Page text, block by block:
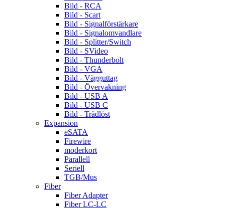
Bild - RCA
Bild - Scart
Bild - Signalförstärkare
Bild - Signalomvandlare
Bild - Splitter/Switch
Bild - SVideo
Bild - Thunderbolt
Bild - VGA
Bild - Vägguttag
Bild - Övervakning
Bild - USB A
Bild - USB C
Bild - Trådlöst
Expansion
eSATA
Firewire
moderkort
Parallell
Seriell
TGB/Mus
Fiber
Fiber Adapter
Fiber LC-LC